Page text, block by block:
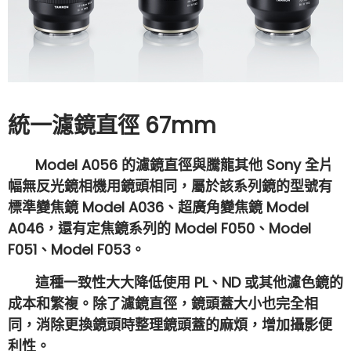
統一濾鏡直徑 67mm
Model A056 的濾鏡直徑與騰龍其他 Sony 全片
幅無反光鏡相機用鏡頭相同，屬於該系列鏡的型號有
標準變焦鏡 Model A036、超廣角變焦鏡 Model
A046，還有定焦鏡系列的 Model F050、Model
F051、Model F053。
這種一致性大大降低使用 PL、ND 或其他濾色鏡的
成本和繁複。除了濾鏡直徑，鏡頭蓋大小也完全相
同，消除更換鏡頭時整理鏡頭蓋的麻煩，增加攝影便
利性。